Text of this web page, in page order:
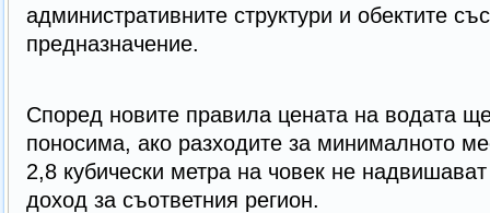
административните структури и обектите
предназначение.
Според новите правила цената на водата
поносима, ако разходите за минималното
2,8 кубически метра на човек не
доход за съответния регион.